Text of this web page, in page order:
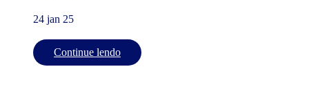
24 jan 25
Continue lendo